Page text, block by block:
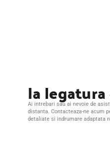
Ia
Ai intrebari sau ai nevoie de
distanta. Contacteaza-ne acum
detaliate si indrumare adaptata